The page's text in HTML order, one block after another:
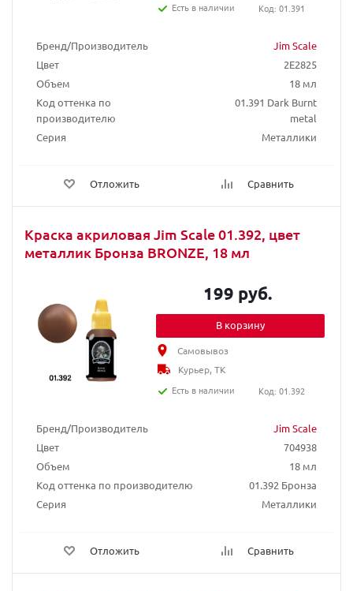
Бренд/Производитель
Jim Scale
Цвет
2E2825
Объем
18 мл
Код оттенка по
производителю
01.391 Dark Burnt
metal
Серия
Металлики
Отложить Сравнить
Есть в наличии
Код: 01.391
Краска акриловая Jim Scale 01.392, цвет
металлик Бронза BRONZE, 18 мл
Бренд/Производитель
Jim Scale
Цвет
704938
Объем
18 мл
Код оттенка по производителю
01.392 Бронза
Серия
Металлики
Отложить Сравнить
199 руб.
В корзину
Самовывоз
Курьер, ТК
Есть в наличии
Код: 01.392